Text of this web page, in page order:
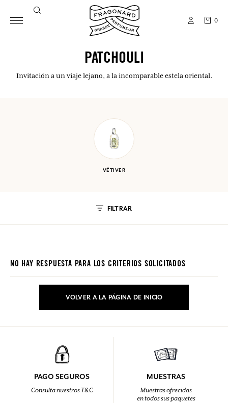
0
PATCHOULI
Invitación a un viaje lejano, a la incomparable estela oriental.
VÉTIVER
FILTRAR
NO HAY RESPUESTA PARA LOS CRITERIOS SOLICITADOS
VOLVER A LA PÁGINA DE INICIO
PAGO SEGUROS
Consulta nuestros T&C
MUESTRAS
Muestras ofrecidas
en todos sus paquetes